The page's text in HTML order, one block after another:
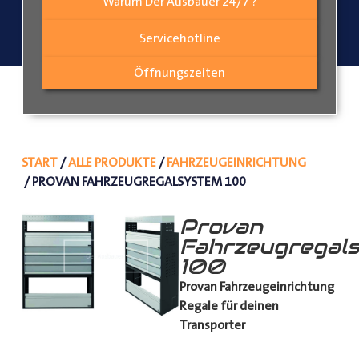
Servicehotline
Öffnungszeiten
START/ALLE PRODUKTE/FAHRZEUGEINRICHTUNG
/ PROVAN FAHRZEUGREGALSYSTEM 100
Provan
100
Provan Fahrzeugeinrichtung
Regale für deinen
Transporter